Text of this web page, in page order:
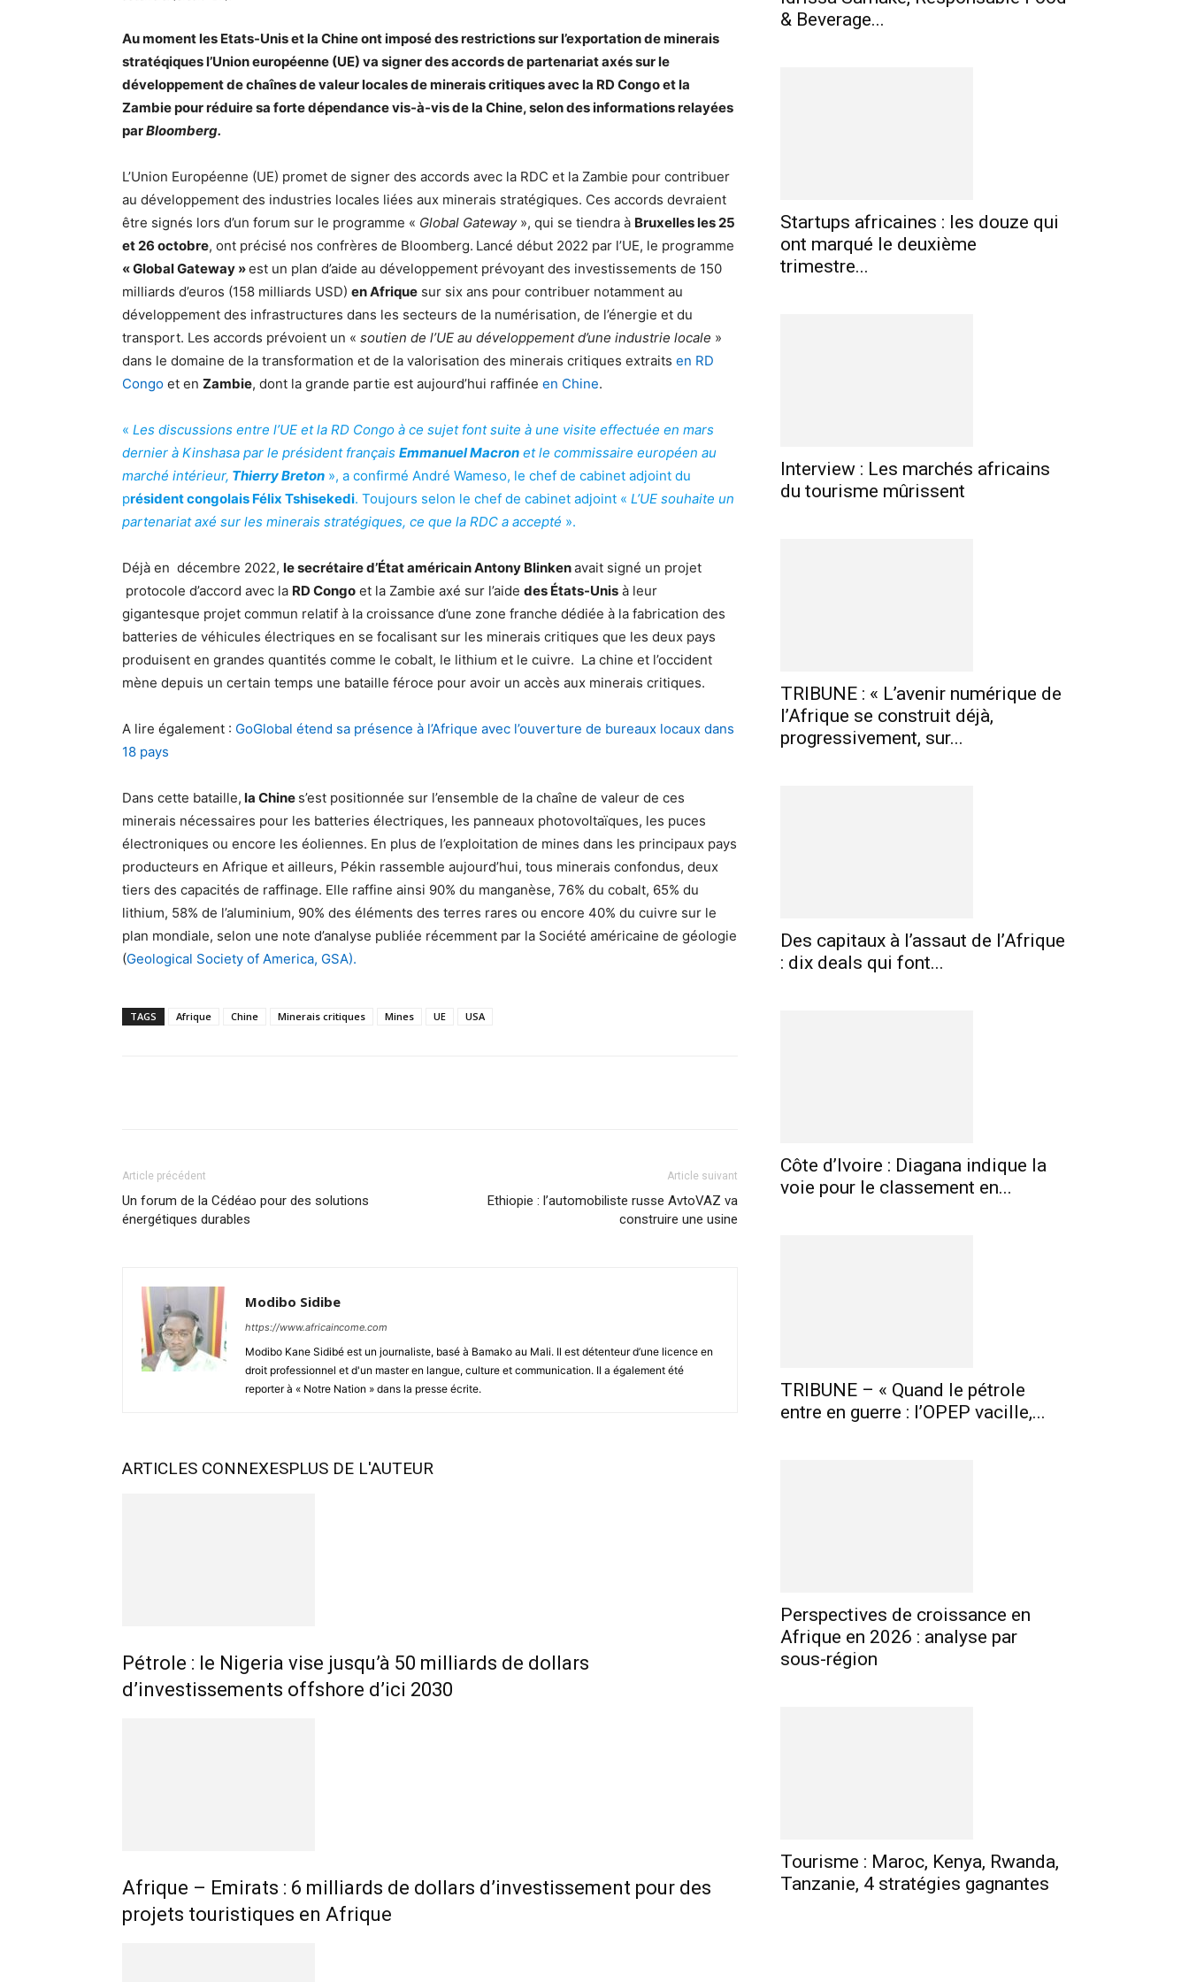
Au moment les Etats-Unis et la Chine ont imposé des restrictions sur l’exportation de minerais
stratéqiques l’Union européenne (UE) va signer des accords de partenariat axés sur le
développement de chaînes de valeur locales de minerais critiques avec la RD Congo et la
Zambie pour réduire sa forte dépendance vis-à-vis de la Chine, selon des informations relayées
parBloomberg.
L’Union Européenne (UE) promet de signer des accords avec la RDC et la Zambie pour contribuer
au développement des industries locales liées aux minerais stratégiques. Ces accords devraient
être signés lors d’un forum sur le programme « Global Gateway », qui se tiendra à Bruxelles les 25
et 26 octobre, ont précisé nos confrères de Bloomberg. Lancé début 2022 par l’UE, le programme
« Global Gateway »est un plan d’aide au développement prévoyant des investissements de 150
milliards d’euros (158 milliards USD) en Afrique sur six ans pour contribuer notamment au
développement des infrastructures dans les secteurs de la numérisation, de l’énergie et du
transport. Les accords prévoient un « soutien de l’UE au développement d’une industrie locale »
dans le domaine de la transformation et de la valorisation des minerais critiques extraits en RD
Congo et en Zambie, dont la grande partie est aujourd’hui raffinée en Chine.
« Les discussions entre l’UE et la RD Congo à ce sujet font suite à une visite effectuée en mars
dernier à Kinshasa par le président français Emmanuel Macron et le commissaire européen au
marché intérieur, Thierry Breton », a confirmé André Wameso, le chef de cabinet adjoint du
président congolais Félix Tshisekedi. Toujours selon le chef de cabinet adjoint « L’UE souhaite un
partenariat axé sur les minerais stratégiques, ce que la RDC a accepté ».
Déjà en décembre 2022, le secrétaire d’État américain Antony Blinkenavait signé un projet
protocole d’accord avec la RD Congo et la Zambie axé sur l’aide des États-Unis à leur
gigantesque projet commun relatif à la croissance d’une zone franche dédiée à la fabrication des
batteries de véhicules électriques en se focalisant sur les minerais critiques que les deux pays
produisent en grandes quantités comme le cobalt, le lithium et le cuivre. La chine et l’occident
mène depuis un certain temps une bataille féroce pour avoir un accès aux minerais critiques.
A lire également : GoGlobal étend sa présence à l’Afrique avec l’ouverture de bureaux locaux dans
18 pays
Dans cette bataille, la Chine s’est positionnée sur l’ensemble de la chaîne de valeur de ces
minerais nécessaires pour les batteries électriques, les panneaux photovoltaïques, les puces
électroniques ou encore les éoliennes. En plus de l’exploitation de mines dans les principaux pays
producteurs en Afrique et ailleurs, Pékin rassemble aujourd’hui, tous minerais confondus, deux
tiers des capacités de raffinage. Elle raffine ainsi 90% du manganèse, 76% du cobalt, 65% du
lithium, 58% de l’aluminium, 90% des éléments des terres rares ou encore 40% du cuivre sur le
plan mondiale, selon une note d’analyse publiée récemment par la Société américaine de géologie
(Geological Society of America, GSA).
TAGS Afrique Chine Minerais critiques Mines UE USA
Article précédent
Un forum de la Cédéao pour des solutions
énergétiques durables
Article suivant
Ethiopie : l’automobiliste russe AvtoVAZ va
construire une usine
Modibo Sidibe
https://www.africaincome.com
Modibo Kane Sidibé est un journaliste, basé à Bamako au Mali. Il est détenteur d’une licence en
droit professionnel et d'un master en langue, culture et communication. Il a également été
reporter à « Notre Nation » dans la presse écrite.
ARTICLES CONNEXESPLUS DE L'AUTEUR
Pétrole : le Nigeria vise jusqu’à 50 milliards de dollars
d’investissements offshore d’ici 2030
Afrique – Emirats : 6 milliards de dollars d’investissement pour des
projets touristiques en Afrique
& Beverage...
Startups africaines : les douze qui
ont marqué le deuxième
trimestre...
Interview : Les marchés africains
du tourisme mûrissent
TRIBUNE : « L’avenir numérique de
l’Afrique se construit déjà,
progressivement, sur...
Des capitaux à l’assaut de l’Afrique
: dix deals qui font...
Côte d’Ivoire : Diagana indique la
voie pour le classement en...
TRIBUNE – « Quand le pétrole
entre en guerre : l’OPEP vacille,...
Perspectives de croissance en
Afrique en 2026 : analyse par
sous-région
Tourisme : Maroc, Kenya, Rwanda,
Tanzanie, 4 stratégies gagnantes